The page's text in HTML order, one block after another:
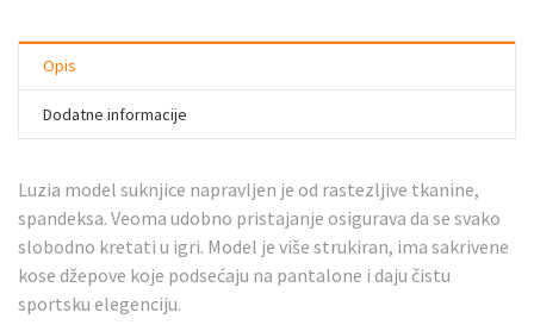
Opis
Dodatne informacije
Luzia model suknjice napravljen je od rastezljive tkanine,
spandeksa. Veoma udobno pristajanje osigurava da se svako
slobodno kretati u igri. Model je više strukiran, ima sakrivene
kose džepove koje podsećaju na pantalone i daju čistu
sportsku elegenciju.